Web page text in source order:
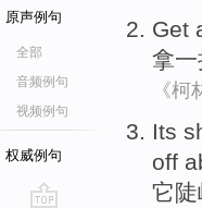
原声例句
全部
音频例句
视频例句
权威例句
Get
拿
《
Its
off
它